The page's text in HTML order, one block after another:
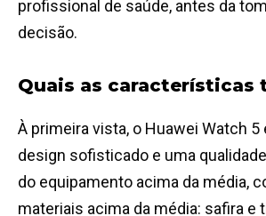
profissional de saúde, antes da
decisão.
Quais as características
À primeira vista, o Huawei Watch 5
design sofisticado e uma
do equipamento acima da média,
materiais acima da média: safira e